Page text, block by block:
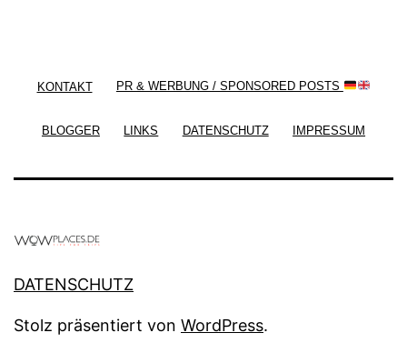
KONTAKT PR & WERBUNG / SPONSORED POSTS
BLOGGER LINKS DATENSCHUTZ IMPRESSUM
DATENSCHUTZ
Stolz präsentiert von WordPress.